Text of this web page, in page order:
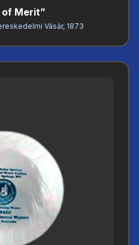
of Merit”
Vásár, 1873